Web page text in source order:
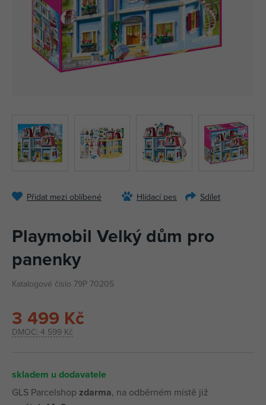
Přidat mezi oblíbené Hlídací pes Sdílet
Playmobil Velký dům pro
panenky
Katalogové číslo 79P 70205
DMOC: 4 599 Kč
3 499 Kč
skladem u dodavatele
GLS Parcelshop zdarma, na odběrném místě již